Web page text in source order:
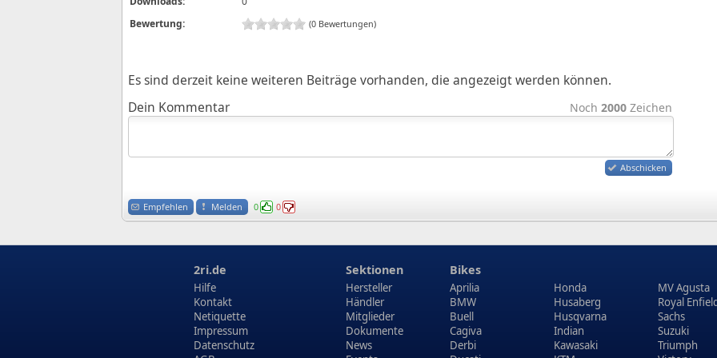
Bewertung:
(0 Bewertungen)
Es sind derzeit keine weiteren Beiträge vorhanden, die angezeigt werden können.
Noch 2000 Zeichen
Dein Kommentar
Abschicken
Empfehlen Melden 0 0
2ri.de
Hilfe
Kontakt
Netiquette
Impressum
Datenschutz
Sektionen
Hersteller
Händler
Mitglieder
Dokumente
News
Bikes
Aprilia
BMW
Buell
Cagiva
Derbi
Honda
Husaberg
Husqvarna
Indian
Kawasaki
MV Agusta
Royal
Sachs
Suzuki
Triumph